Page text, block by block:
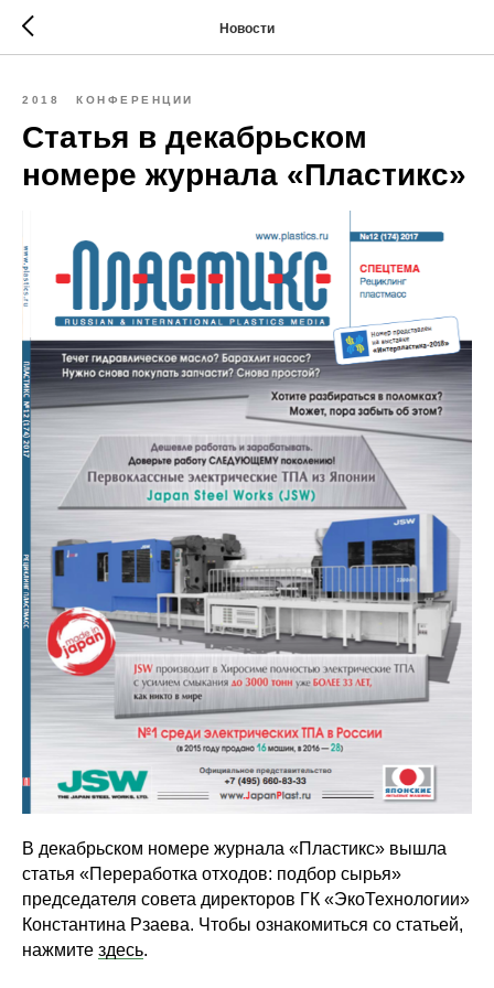
Новости
2018 КОНФЕРЕНЦИИ
Статья в декабрьском
номере журнала «Пластикс»
В декабрьском номере журнала «Пластикс» вышла
статья «Переработка отходов: подбор сырья»
председателя совета директоров ГК «ЭкоТехнологии»
Константина Рзаева. Чтобы ознакомиться со статьей,
нажмите здесь.